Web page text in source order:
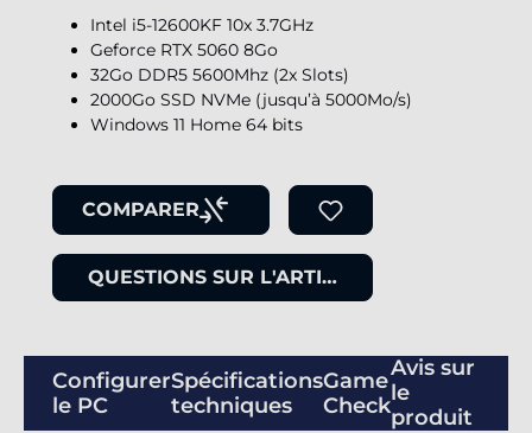
Intel i5-12600KF 10x 3.7GHz
Geforce RTX 5060 8Go
32Go DDR5 5600Mhz (2x Slots)
2000Go SSD NVMe (jusqu’à 5000Mo/s)
Windows 11 Home 64 bits
COMPARER
QUESTIONS SUR L'ARTICLE
Configurer
le PC
Spécifications
techniques
Game
Check
Avis sur
le
produit